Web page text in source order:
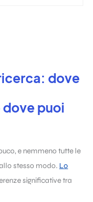
dove
puoi
e nemmeno tutte le
stesso modo. Lo
significative tra